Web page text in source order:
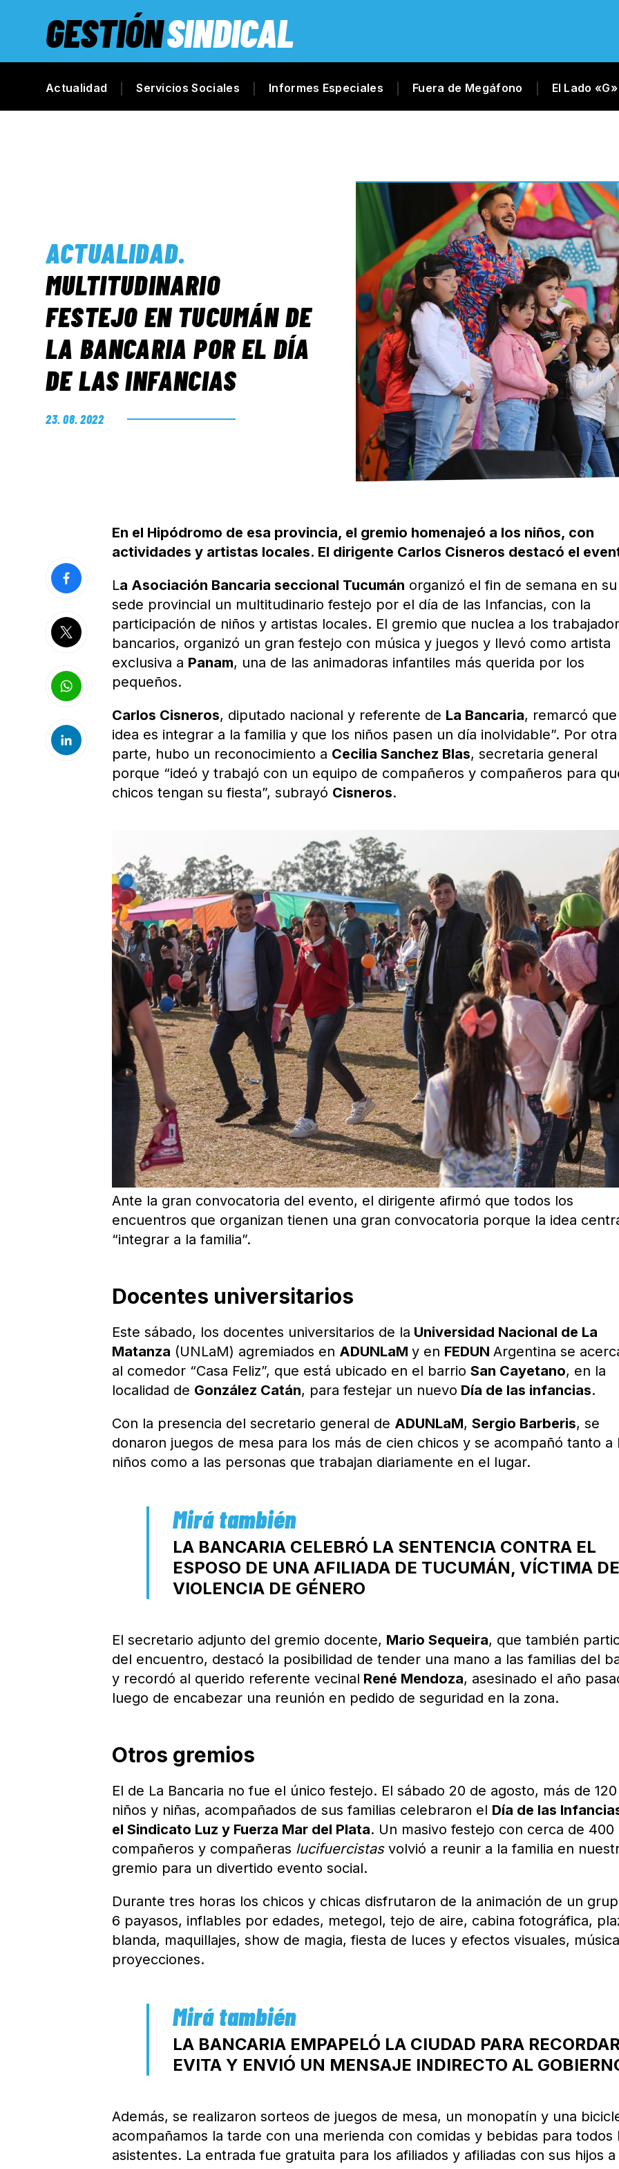
GESTIÓNSINDICAL
Actualidad Servicios Sociales Informes Especiales Fuera de Megáfono El Lado «G»
ACTUALIDAD.
MULTITUDINARIO
FESTEJO EN TUCUMÁN DE
LA BANCARIA POR EL DÍA
DE LAS INFANCIAS
23. 08. 2022
En el Hipódromo de esa provincia, el gremio homenajeó a los niños, con
actividades y artistas locales. El dirigente Carlos Cisneros destacó el
La Asociación Bancaria seccional Tucumán organizó el fin de semana en su
sede provincial un multitudinario festejo por el día de las Infancias, con la
participación de niños y artistas locales. El gremio que nuclea a los
bancarios, organizó un gran festejo con música y juegos y llevó como artista
exclusiva a Panam, una de las animadoras infantiles más querida por los
pequeños.
Carlos Cisneros, diputado nacional y referente de La Bancaria, remarcó que
idea es integrar a la familia y que los niños pasen un día inolvidable”. Por otra
parte, hubo un reconocimiento a Cecilia Sanchez Blas, secretaria general
porque “ideó y trabajó con un equipo de compañeros y compañeros para
chicos tengan su fiesta”, subrayó Cisneros.
Ante la gran convocatoria del evento, el dirigente afirmó que todos los
encuentros que organizan tienen una gran convocatoria porque la idea
“integrar a la familia”.
Docentes universitarios
Este sábado, los docentes universitarios de la Universidad Nacional de La
Matanza (UNLaM) agremiados en ADUNLaMy en FEDUNArgentina se
al comedor “Casa Feliz”, que está ubicado en el barrioSan Cayetano, en la
localidad de González Catán, para festejar un nuevo Día de las infancias.
Con la presencia del secretario general de ADUNLaM,Sergio Barberis, se
donaron juegos de mesa para los más de cien chicos y se acompañó tanto a
niños como a las personas que trabajan diariamente en el lugar.
LA BANCARIA CELEBRÓ LA SENTENCIA CONTRA EL
ESPOSO DE UNA AFILIADA DE TUCUMÁN, VÍCTIMA DE
VIOLENCIA DE GÉNERO
El secretario adjunto del gremio docente, Mario Sequeira, que también
del encuentro, destacó la posibilidad de tender una mano a las familias del
y recordó al querido referente vecinal René Mendoza, asesinado el año
luego de encabezar una reunión en pedido de seguridad en la zona.
Otros gremios
El de La Bancaria no fue el único festejo. El sábado 20 de agosto, más de 120
niños y niñas, acompañados de sus familias celebraron el Día de las
el Sindicato Luz y Fuerza Mar del Plata. Un masivo festejo con cerca de 400
compañeros y compañeras lucifuercistasvolvió a reunir a la familia en
gremio para un divertido evento social.
Durante tres horas los chicos y chicas disfrutaron de la animación de un
6 payasos, inflables por edades, metegol, tejo de aire, cabina fotográfica,
blanda, maquillajes, show de magia, fiesta de luces y efectos visuales,
proyecciones.
LA BANCARIA EMPAPELÓ LA CIUDAD PARA
EVITA Y ENVIÓ UN MENSAJE INDIRECTO AL
Además, se realizaron sorteos de juegos de mesa, un monopatín y una
acompañamos la tarde con una merienda con comidas y bebidas para todos
asistentes. La entrada fue gratuita para los afiliados y afiliadas con sus hijos a